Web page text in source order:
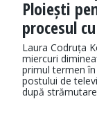
Ploiești
procesul
Laura Codruța
miercuri
primul termen
postului de
după